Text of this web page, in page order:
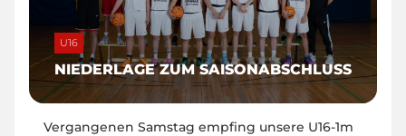
U16
NIEDERLAGE ZUM SAISONABSCHLUSS
Vergangenen Samstag empfing unsere U16-1m